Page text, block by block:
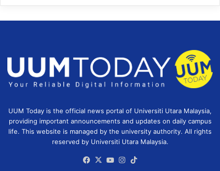
UUM Today is the official news portal of Universiti Utara Malaysia,
providing important announcements and updates on daily campus
life. This website is managed by the university authority. All rights
reserved by Universiti Utara Malaysia.
Facebook
X YouTubeInstagram